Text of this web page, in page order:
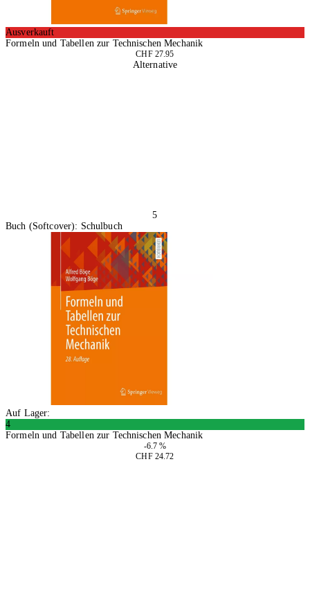
Ausverkauft
Formeln und Tabellen zur Technischen Mechanik
CHF 27.95
Alternative
5
Buch (Softcover): Schulbuch
Auf Lager:
4
Formeln und Tabellen zur Technischen Mechanik
-6.7 %
CHF 24.72